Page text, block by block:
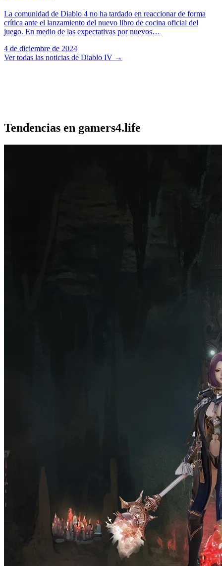
La comunidad de Diablo 4 no ha tardado en reaccionar de forma
crítica ante el lanzamiento del nuevo libro de cocina oficial del
juego. En medio de las expectativas por nuevos…
4 de diciembre de 2024
Ver todas las noticias de Diablo IV →
Tendencias en gamers4.life